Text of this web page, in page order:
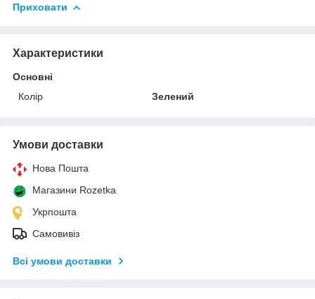
Приховати
Характеристики
Основні
Колір
Зелений
Умови доставки
Нова Пошта
Магазини Rozetka
Укрпошта
Самовивіз
Всі умови доставки